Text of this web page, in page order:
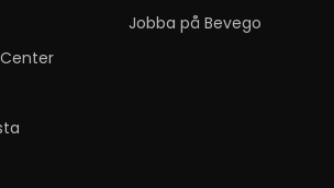
Jobba på Bevego